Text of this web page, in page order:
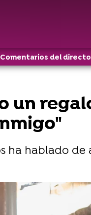
Comentarios del
un
ha hablado